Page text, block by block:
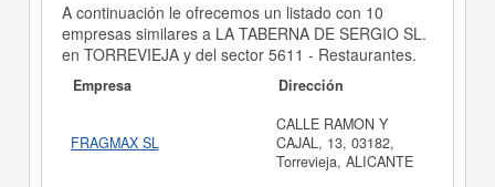
A continuación le ofrecemos un listado con 10
empresas similares a LA TABERNA DE SERGIO SL.
en TORREVIEJA y del sector 5611 - Restaurantes.
Empresa Dirección
FRAGMAX SL
CALLE RAMON Y
CAJAL, 13, 03182,
Torrevieja, ALICANTE